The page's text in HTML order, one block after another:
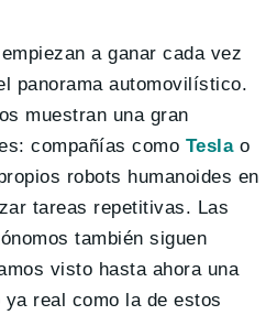
a ganar cada vez
panorama automovilístico.
muestran una gran
compañías como Teslao
robots humanoides en
tareas repetitivas. Las
también siguen
visto hasta ahora una
real como la de estos